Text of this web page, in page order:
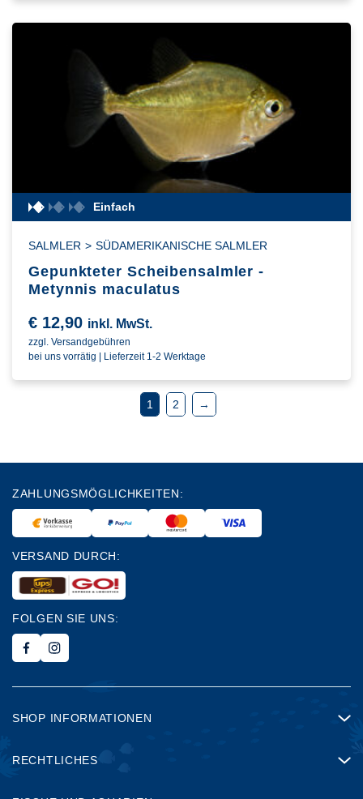
Einfach
SALMLER > SÜDAMERIKANISCHE SALMLER
Gepunkteter Scheibensalmler -
Metynnis maculatus
€ 12,90 inkl. MwSt.
zzgl. Versandgebühren
bei uns vorrätig | Lieferzeit 1-2 Werktage
1 2 →
ZAHLUNGSMÖGLICHKEITEN:
VERSAND DURCH:
FOLGEN SIE UNS:
SHOP INFORMATIONEN
RECHTLICHES